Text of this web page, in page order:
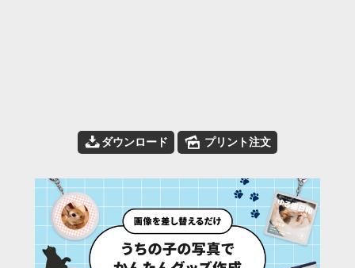
📥ダウンロード 🌄 プリント注文